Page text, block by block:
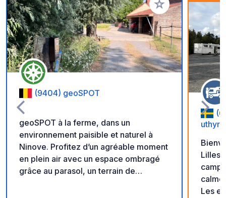
Ajouter à vos
(9404) geoSPOT
geoSPOT à la ferme, dans un
environnement paisible et naturel à
Ninove. Profitez d’un agréable moment
en plein air avec un espace ombragé
grâce au parasol, un terrain de
Lillesjö. Nous, les
Les